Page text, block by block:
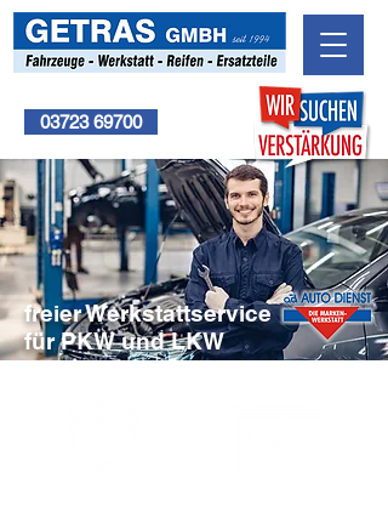
03723 69700
freier Werkstattservice
für PKW und LKW